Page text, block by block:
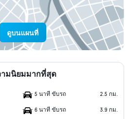
ดูบนแผนที่
มนิยมมากที่สุด
5 นาที ขับรถ 2.5 กม.
6 นาที ขับรถ 3.9 กม.